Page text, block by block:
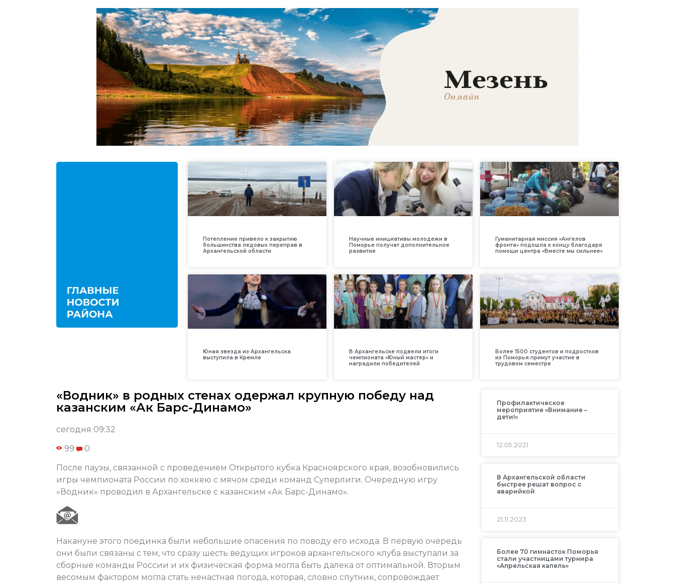
Потепление привело к закрытию
большинства ледовых переправ в
Архангельской области
Научные инициативы молодежи в
Поморье получат дополнительное
развитие
Гуманитарная миссия «Ангелов
фронта» подошла к концу благодаря
помощи центра «Вместе мы сильнее»
Юная звезда из Архангельска
выступила в Кремле
В Архангельске подвели итоги
чемпионата «Юный мастер» и
наградили победителей
Более 1500 студентов и подростков
из Поморья примут участие в
трудовом семестре
«Водник» в родных стенах одержал крупную победу над
казанским «Ак Барс-Динамо»
сегодня 09:32
99 0
После паузы, связанной с проведением Открытого кубка Красноярского края, возобновились
игры чемпионата России по хоккею с мячом среди команд Суперлиги. Очередную игру
«Водник» проводил в Архангельске с казанским «Ак Барс-Динамо».
Накануне этого поединка были небольшие опасения по поводу его исхода. В первую очередь
они были связаны с тем, что сразу шесть ведущих игроков архангельского клуба выступали за
сборные команды России и их физическая форма могла быть далека от оптимальной. Вторым
весомым фактором могла стать ненастная погода, которая, словно спутник, сопровождает
Профилактическое
мероприятие «Внимание –
дети!»
12.05.2021
В Архангельской области
быстрее решат вопрос с
аварийкой
21.11.2023
Более 70 гимнасток Поморья
стали участницами турнира
«Апрельская капель»